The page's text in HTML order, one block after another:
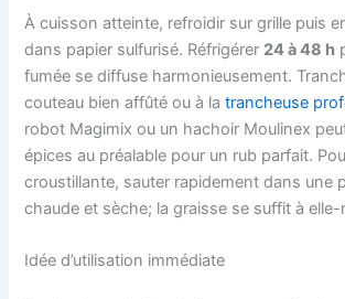
À cuisson atteinte, refroidir sur grille puis
dans papier sulfurisé. Réfrigérer 24 à 48 h
fumée se diffuse harmonieusement.
couteau bien affûté ou à latrancheuse
robot Magimix ou un hachoir Moulinex
épices au préalable pour un rub parfait.
croustillante, sauter rapidement dans une
chaude et sèche; la graisse se suffit à elle-
Idée d’utilisation immédiate